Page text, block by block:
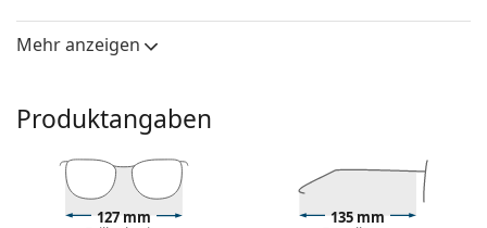
Die schwarze Farbe der Brillenfassung passt perfekt
Eine runde Rahmenform ist ideal für Menschen mit
Das Brillengestell ist aus hochwertigem Kunststoff
gefertigt, der eine hohe Haltbarkeit, angenehmen
Tragekomfort und eine außergewöhnliche Optik
Mehr anzeigen
Produktangaben
127 mm 135 mm